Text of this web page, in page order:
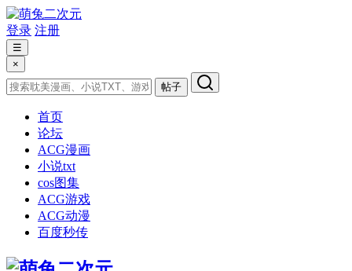
登录 注册
☰
×
帖子
首页
论坛
ACG漫画
小说txt
cos图集
ACG游戏
ACG动漫
百度秒传